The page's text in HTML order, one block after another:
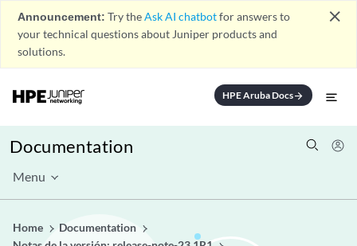
Announcement: Try theAsk AI chatbotfor answers to
your technical questions about Juniper products and
solutions.
close
HPE Aruba Docsarrow_forward
Documentation
Menu
Home
Documentation